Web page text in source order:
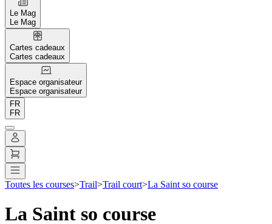
Le Mag
Le Mag
Cartes cadeaux
Cartes cadeaux
Espace organisateur
Espace organisateur
FR
FR
Toutes les courses>Trail>Trail court>La Saint so course
La Saint so course